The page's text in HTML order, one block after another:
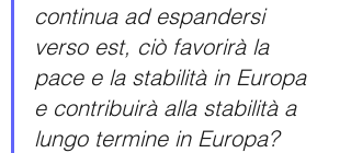
continua ad espandersi
verso est, ciò favorirà la
pace e la stabilità in Europa
e contribuirà alla stabilità a
lungo termine in Europa?